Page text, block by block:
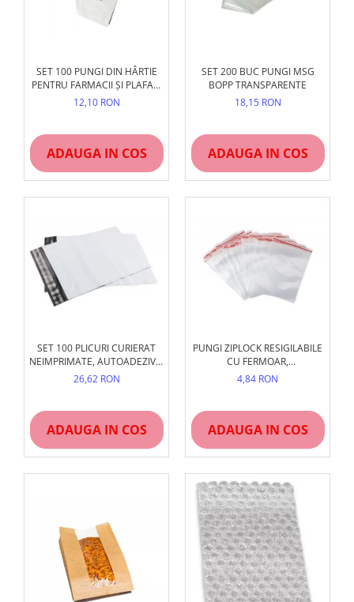
SET 100 PUNGI DIN HÂRTIE
PENTRU FARMACII ȘI PLAFAR,
ALBE, REZISTENTE
12,10 RON
ADAUGA IN COS
SET 200 BUC PUNGI MSG
BOPP TRANSPARENTE
18,15 RON
ADAUGA IN COS
SET 100 PLICURI CURIERAT
NEIMPRIMATE, AUTOADEZIVE,
PE OPAC
26,62 RON
ADAUGA IN COS
PUNGI ZIPLOCK RESIGILABILE
CU FERMOAR,
TRANSPARENTE, 100 BUC
4,84 RON
ADAUGA IN COS